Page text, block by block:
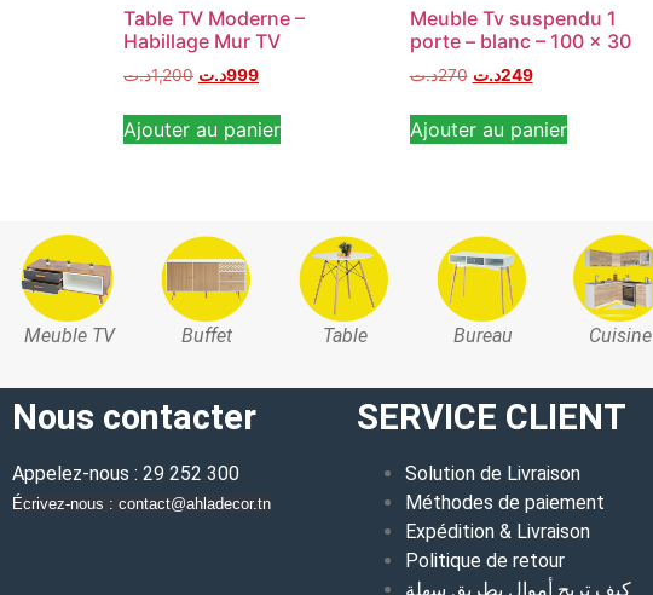
Table TV Moderne –
Habillage Mur TV
1,200د.ت 999د.ت
Ajouter au panier
Meuble Tv suspendu 1
porte – blanc – 100 x 30
270د.ت 249د.ت
Ajouter au panier
Meuble TV Buffet Table Bureau Cuisine
Nous contacter
Appelez-nous : 29 252 300
Écrivez-nous : contact@ahladecor.tn
SERVICE CLIENT
Solution de Livraison
Méthodes de paiement
Expédition & Livraison
Politique de retour
كيف تربح أموال بطريق سهلة